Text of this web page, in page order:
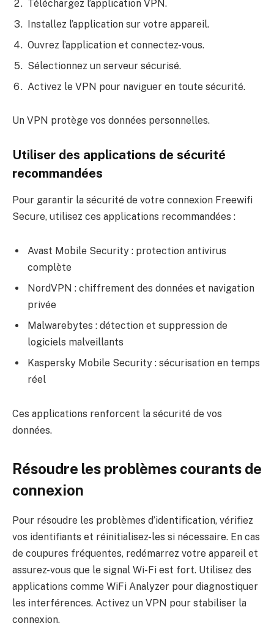
Téléchargez l’application VPN.
Installez l’application sur votre appareil.
Ouvrez l’application et connectez-vous.
Sélectionnez un serveur sécurisé.
Activez le VPN pour naviguer en toute sécurité.
Un VPN protège vos données personnelles.
Utiliser des applications de sécurité
recommandées
Pour garantir la sécurité de votre connexion Freewifi
Secure, utilisez ces applications recommandées :
Avast Mobile Security : protection antivirus
complète
NordVPN : chiffrement des données et navigation
privée
Malwarebytes : détection et suppression de
logiciels malveillants
Kaspersky Mobile Security : sécurisation en temps
réel
Ces applications renforcent la sécurité de vos
données.
Résoudre les problèmes courants de
connexion
Pour résoudre les problèmes d’identification, vérifiez
vos identifiants et réinitialisez-les si nécessaire. En cas
de coupures fréquentes, redémarrez votre appareil et
assurez-vous que le signal Wi-Fi est fort. Utilisez des
applications comme WiFi Analyzer pour diagnostiquer
les interférences. Activez un VPN pour stabiliser la
connexion.